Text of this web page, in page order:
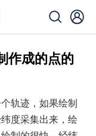
作成的点的
轨迹，如果绘制
度采集出来，绘